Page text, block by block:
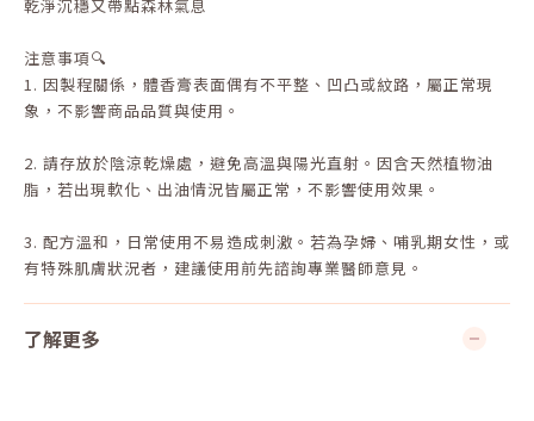
乾淨沉穩又帶點森林氣息
注意事項🔍
1. 因製程關係，體香膏表面偶有不平整、凹凸或紋路，屬正常現
象，不影響商品品質與使用。
2. 請存放於陰涼乾燥處，避免高溫與陽光直射。因含天然植物油
脂，若出現軟化、出油情況皆屬正常，不影響使用效果。
3. 配方溫和，日常使用不易造成刺激。若為孕婦、哺乳期女性，或
有特殊肌膚狀況者，建議使用前先諮詢專業醫師意見。
了解更多